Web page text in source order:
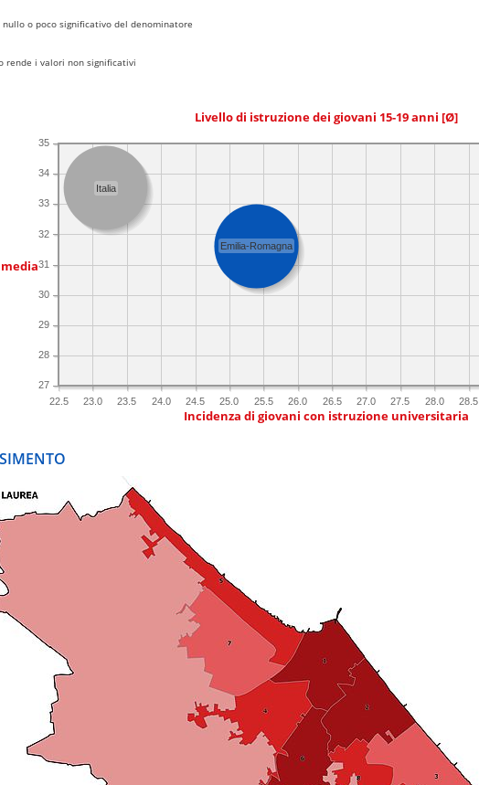
o poco significativo del denominatore
rende i valori non significativi
Livello di istruzione dei giovani 15-19 anni [Ø]
22.5 23.0 23.5 24.0 24.5 25.0 25.5 26.0 26.5 27.0 27.5 28.0 28.5
27
28
29
30
31
32
33
34
35
Emilia-Romagna
Italia
Incidenza di giovani con istruzione universitaria